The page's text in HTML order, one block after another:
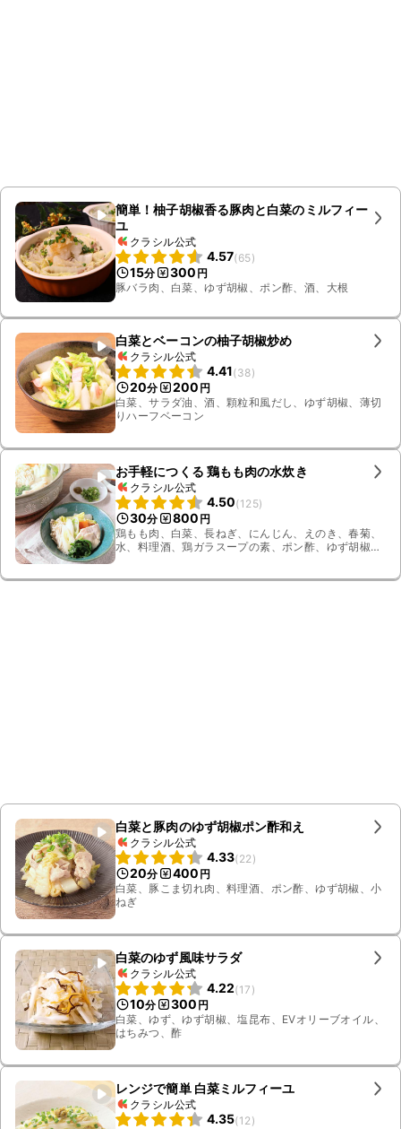
簡単！柚子胡椒香る豚肉と白菜のミルフィー
ユ
クラシル公式
4.57(65)
15分 300 円
豚バラ肉、白菜、ゆず胡椒、ポン酢、酒、大根
白菜とベーコンの柚子胡椒炒め
クラシル公式
4.41(38)
20分 200 円
白菜、サラダ油、酒、顆粒和風だし、ゆず胡椒、薄切
りハーフベーコン
お手軽につくる 鶏もも肉の水炊き
クラシル公式
4.50(125)
30分 800 円
鶏もも肉、白菜、長ねぎ、にんじん、えのき、春菊、
水、料理酒、鶏ガラスープの素、ポン酢、ゆず胡椒、
白菜と豚肉のゆず胡椒ポン酢和え
クラシル公式
4.33(22 )
20分 400 円
白菜、豚こま切れ肉、料理酒、ポン酢、ゆず胡椒、小
ねぎ
白菜のゆず風味サラダ
クラシル公式
4.22(17 )
10分 300 円
白菜、ゆず、ゆず胡椒、塩昆布、EVオリーブオイル、
はちみつ、酢
レンジで簡単 白菜ミルフィーユ
クラシル公式
4.35(12 )